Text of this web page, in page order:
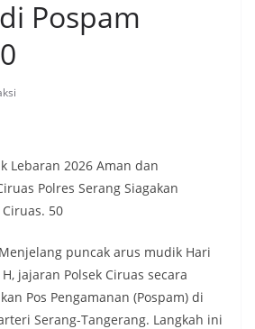
Pospam
Lebaran 2026 Aman dan
Polres Serang Siagakan
50
Menjelang puncak arus mudik Hari
jajaran Polsek Ciruas secara
Pos Pengamanan (Pospam) di
Serang-Tangerang. Langkah ini